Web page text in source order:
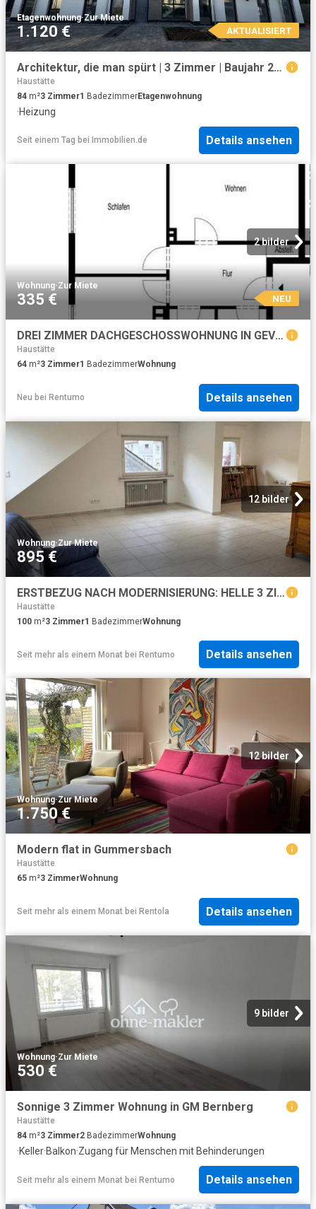
Etagenwohnung·Zur Miete
1.120 € AKTUALISIERT
Architektur, die man spürt | 3 Zimmer | Baujahr 2024 | durchdachtes Konzept | ab sofort | exklusiv!
Haustätte
84 m²3 Zimmer1 BadezimmerEtagenwohnung
·Heizung
Seit einem Tag bei Immobilien.de Details ansehen
2 bilder
Wohnung·Zur Miete
335 € NEU
DREI ZIMMER DACHGESCHOSSWOHNUNG IN GEVELNDORF
Haustätte
64 m²3 Zimmer1 BadezimmerWohnung
Neu bei Rentumo Details ansehen
12 bilder
Wohnung·Zur Miete
895 €
ERSTBEZUG NACH MODERNISIERUNG: HELLE 3 ZIMMER WOHNUNG IM 2 FAM. HAUS IN GUTER WOHNLAGE VON RADEVORMWALD
Haustätte
100 m²3 Zimmer1 BadezimmerWohnung
Seit mehr als einem Monat bei Rentumo Details ansehen
12 bilder
Wohnung·Zur Miete
1.750 €
Modern flat in Gummersbach
Haustätte
65 m²3 ZimmerWohnung
Seit mehr als einem Monat bei Rentola Details ansehen
9 bilder
Wohnung·Zur Miete
530 €
Sonnige 3 Zimmer Wohnung in GM Bernberg
Haustätte
84 m²3 Zimmer2 BadezimmerWohnung
·Keller·Balkon·Zugang für Menschen mit Behinderungen
Seit mehr als einem Monat bei Rentumo Details ansehen